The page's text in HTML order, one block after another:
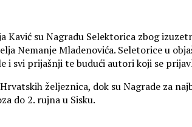
su Nagradu Selektorica zbog
Mladenovića. Seletorice u
svi prijašnji te budući autori koji se
željeznica, dok su Nagrade za
do 2. rujna u Sisku.